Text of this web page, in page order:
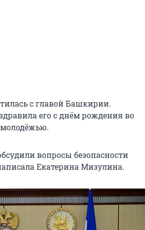
с главой Башкирии.
его с днём рождения во
вопросы безопасности
Екатерина Мизулина.